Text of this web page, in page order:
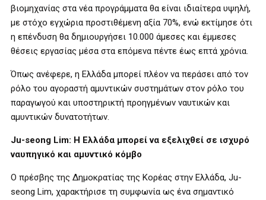
βιομηχανίας στα νέα προγράμματα θα είναι ιδιαίτερα υψηλή,
με στόχο εγχώρια προστιθέμενη αξία 70%, ενώ εκτίμησε ότι
η επένδυση θα δημιουργήσει 10.000 άμεσες και έμμεσες
θέσεις εργασίας μέσα στα επόμενα πέντε έως επτά χρόνια.
Όπως ανέφερε, η Ελλάδα μπορεί πλέον να περάσει από τον
ρόλο του αγοραστή αμυντικών συστημάτων στον ρόλο του
παραγωγού και υποστηρικτή προηγμένων ναυτικών και
αμυντικών δυνατοτήτων.
Ju-seong Lim: Η Ελλάδα μπορεί να εξελιχθεί σε ισχυρό
ναυπηγικό και αμυντικό κόμβο
Ο πρέσβης της Δημοκρατίας της Κορέας στην Ελλάδα, Ju-
seong Lim, χαρακτήρισε τη συμφωνία ως ένα σημαντικό